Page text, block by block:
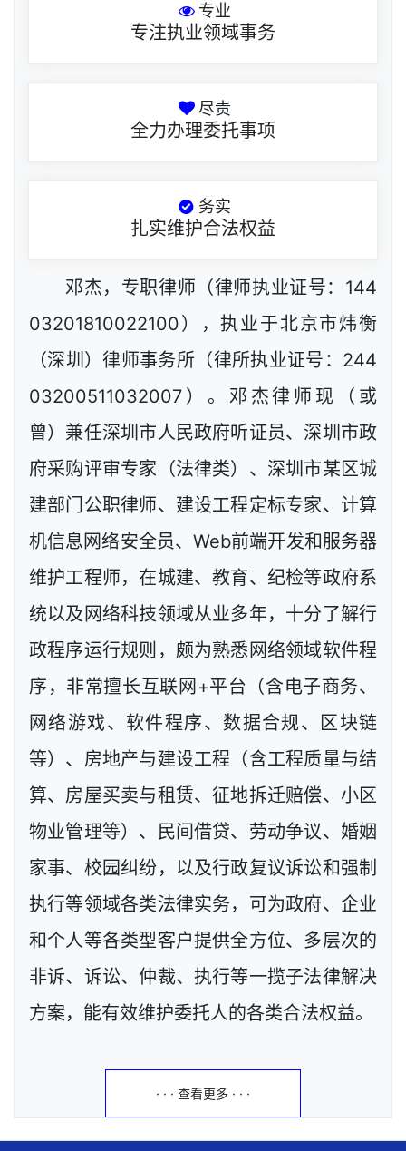
专业
专注执业领域事务
尽责
全力办理委托事项
务实
扎实维护合法权益
邓杰，专职律师（律师执业证号：144
03201810022100），执业于北京市炜衡
（深圳）律师事务所（律所执业证号：244
03200511032007）。邓杰律师现（或
曾）兼任深圳市人民政府听证员、深圳市政
府采购评审专家（法律类）、深圳市某区城
建部门公职律师、建设工程定标专家、计算
机信息网络安全员、Web前端开发和服务器
维护工程师，在城建、教育、纪检等政府系
统以及网络科技领域从业多年，十分了解行
政程序运行规则，颇为熟悉网络领域软件程
序，非常擅长互联网+平台（含电子商务、
网络游戏、软件程序、数据合规、区块链
等）、房地产与建设工程（含工程质量与结
算、房屋买卖与租赁、征地拆迁赔偿、小区
物业管理等）、民间借贷、劳动争议、婚姻
家事、校园纠纷，以及行政复议诉讼和强制
执行等领域各类法律实务，可为政府、企业
和个人等各类型客户提供全方位、多层次的
非诉、诉讼、仲裁、执行等一揽子法律解决
方案，能有效维护委托人的各类合法权益。
· · · 查看更多 · · ·